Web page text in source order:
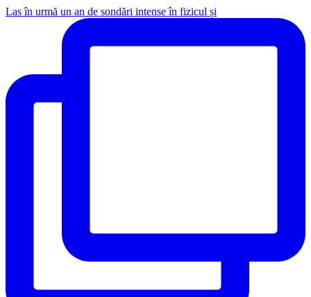
Las în urmă un an de sondări intense în fizicul și